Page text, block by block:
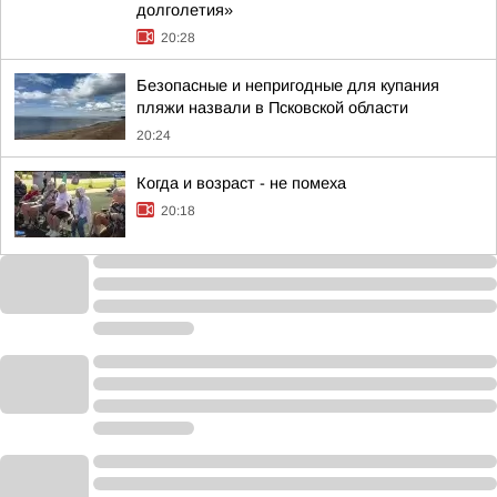
долголетия»
20:28
Безопасные и непригодные для купания
пляжи назвали в Псковской области
20:24
Когда и возраст - не помеха
20:18